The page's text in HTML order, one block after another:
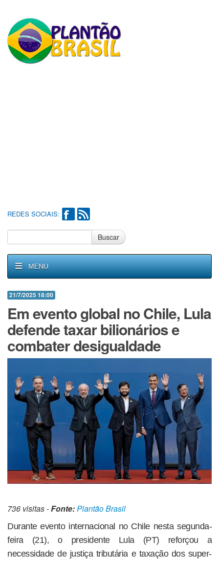
REDES SOCIAIS:
Buscar
MENU
21/7/2025 18:00
Em evento global no Chile, Lula
defende taxar bilionários e
combater desigualdade
736 visitas -Fonte:Plantão Brasil
Durante evento internacional no Chile nesta segunda-
feira (21), o presidente Lula (PT) reforçou a
necessidade de justiça tributária e taxação dos super-